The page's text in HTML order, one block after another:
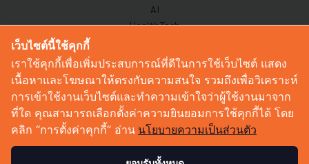
AI
HealthTech
Corp Innov
Saucy Thoughts
Based On
Sustainable
Videos
Podcast
เว็บไซต์นี้ใช้คุกกี้
เราใช้คุกกี้เพื่อเพิ่มประสบการณ์ที่ดีในการใช้เว็บไซต์ แสดง
เนื้อหาและโฆษณาให้ตรงกับความสนใจ รวมถึงเพื่อวิเคราะห์
การเข้าใช้งานเว็บไซต์และทำความเข้าใจว่าผู้ใช้งานมาจาก
ที่ใด คุณสามารถเลือกตั้งค่าความยินยอมการใช้คุกกี้ได้ โดย
คลิก “การตั้งค่าคุกกี้” อ่าน นโยบายความเป็นส่วนตัว